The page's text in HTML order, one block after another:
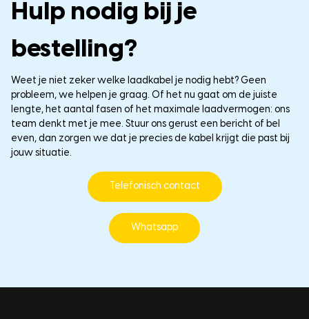
Hulp nodig bij je
bestelling?
Weet je niet zeker welke laadkabel je nodig hebt? Geen
probleem, we helpen je graag. Of het nu gaat om de juiste
lengte, het aantal fasen of het maximale laadvermogen: ons
team denkt met je mee. Stuur ons gerust een bericht of bel
even, dan zorgen we dat je precies de kabel krijgt die past bij
jouw situatie.
Telefonisch contact
Whatsapp